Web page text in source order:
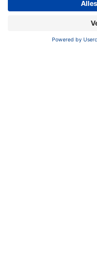
Die Gültigkeit des
0000086399 kann